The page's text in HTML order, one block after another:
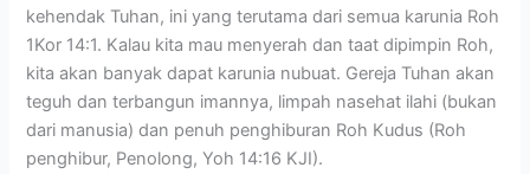
kehendak Tuhan, ini yang terutama dari semua karunia Roh
1Kor 14:1. Kalau kita mau menyerah dan taat dipimpin Roh,
kita akan banyak dapat karunia nubuat. Gereja Tuhan akan
teguh dan terbangun imannya, limpah nasehat ilahi (bukan
dari manusia) dan penuh penghiburan Roh Kudus (Roh
penghibur, Penolong, Yoh 14:16 KJI).